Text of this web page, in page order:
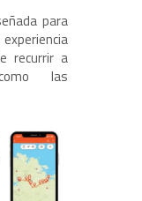
para
recurrir a
las